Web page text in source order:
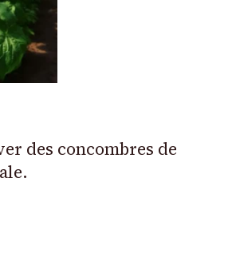
des concombres de